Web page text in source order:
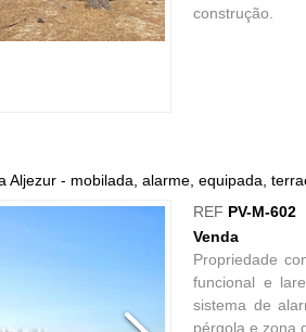
construção.
Aljezur - mobilada, alarme, equipada,
REF PV-M-602
Venda
Propriedade
funcional e
sistema de
pérgola e zona